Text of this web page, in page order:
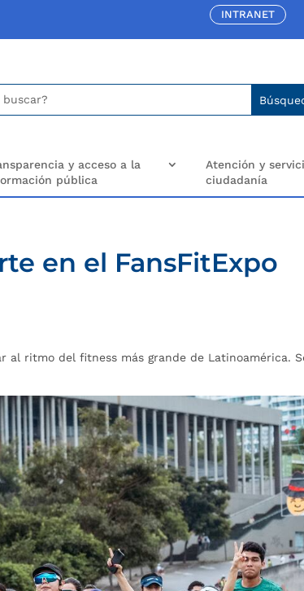
INTRANET
y acceso a la
pública
Atención y
ciudadanía
en el FansFitExpo
al ritmo del fitness más grande de Latinoamérica.